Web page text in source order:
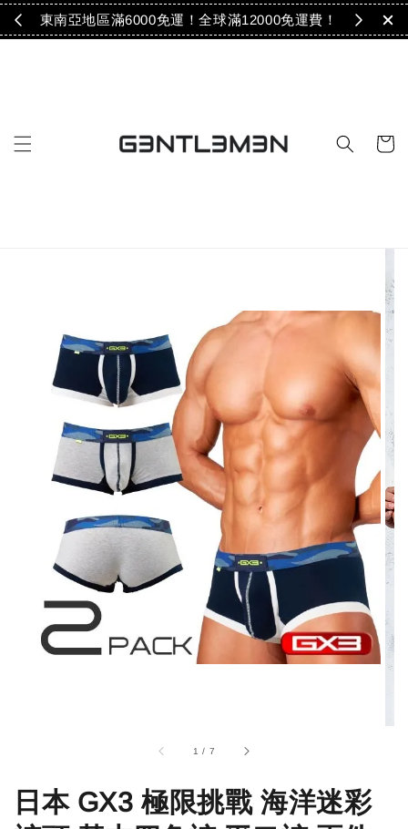
！ 東南亞地區滿6000免運！全球滿12000免運費！
1 / 7
日本 GX3 極限挑戰 海洋迷彩